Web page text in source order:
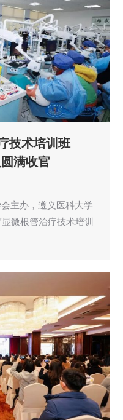
技术培训班
满收官
主办，遵义医科大学
微根管治疗技术培训